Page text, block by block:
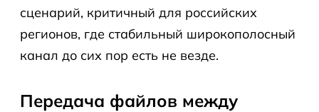
сценарий, критичный для российских
регионов, где стабильный широкополосный
канал до сих пор есть не везде.
Передача файлов между